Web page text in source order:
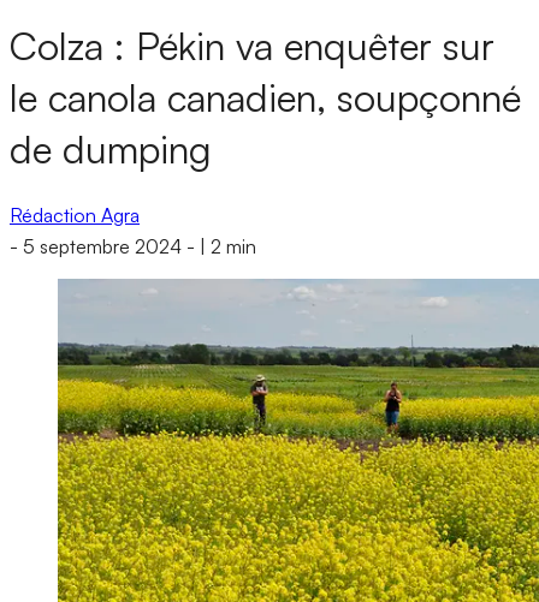
Colza : Pékin va enquêter sur
le canola canadien, soupçonné
de dumping
Rédaction Agra
- 5 septembre 2024 - 2 min